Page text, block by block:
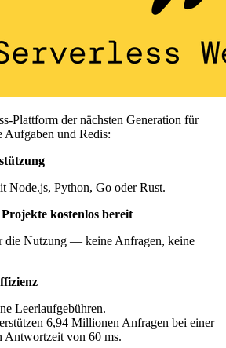
Plattform der nächsten Generation für
Aufgaben und Redis:
Node.js, Python, Go oder Rust.
kostenlos bereit
die Nutzung — keine Anfragen, keine
Leerlaufgebühren.
6,94 Millionen Anfragen bei einer
Antwortzeit von 60 ms.